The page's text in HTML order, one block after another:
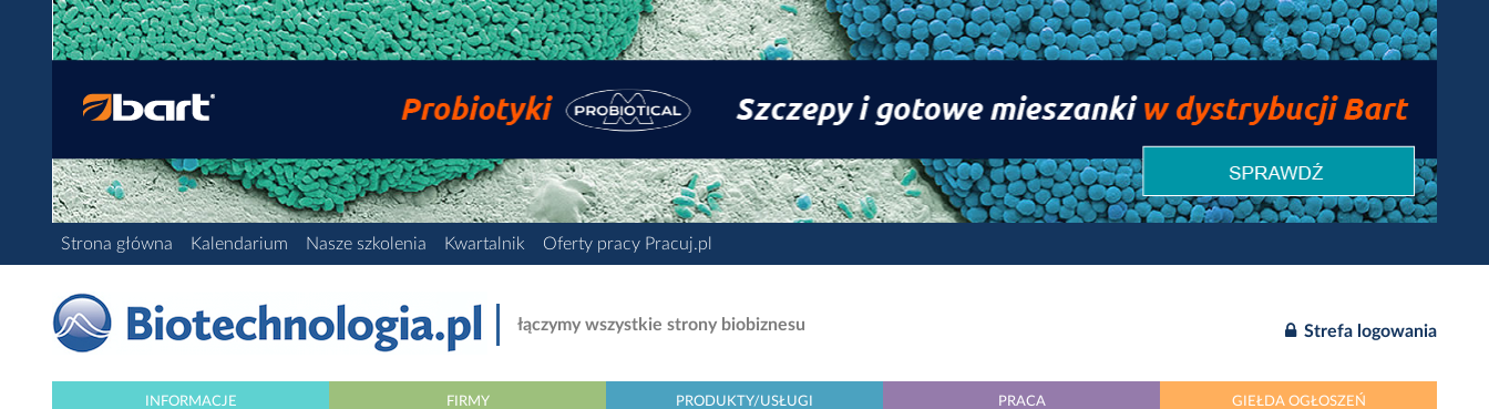
Strona główna Kalendarium Nasze szkolenia Kwartalnik Oferty pracy Pracuj.pl
łączymy wszystkie strony biobiznesu Strefa logowania
INFORMACJE FIRMY PRODUKTY/USŁUGI PRACA GIEŁDA OGŁOSZEŃ